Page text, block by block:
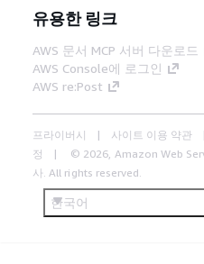
유용한 링크
AWS 문서 MCP 서버 다운로드
AWS Console에 로그인
AWS re:Post
프라이버시 사이트 이용 약관
정
© 2026, Amazon Web
사. All rights reserved.
한국어